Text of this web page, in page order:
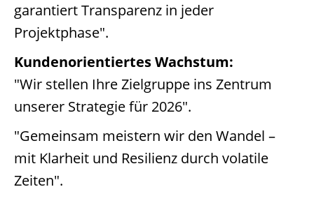
garantiert Transparenz in jeder
Projektphase".
Kundenorientiertes Wachstum:
"Wir stellen Ihre Zielgruppe ins Zentrum
unserer Strategie für 2026".
"Gemeinsam meistern wir den Wandel –
mit Klarheit und Resilienz durch volatile
Zeiten".